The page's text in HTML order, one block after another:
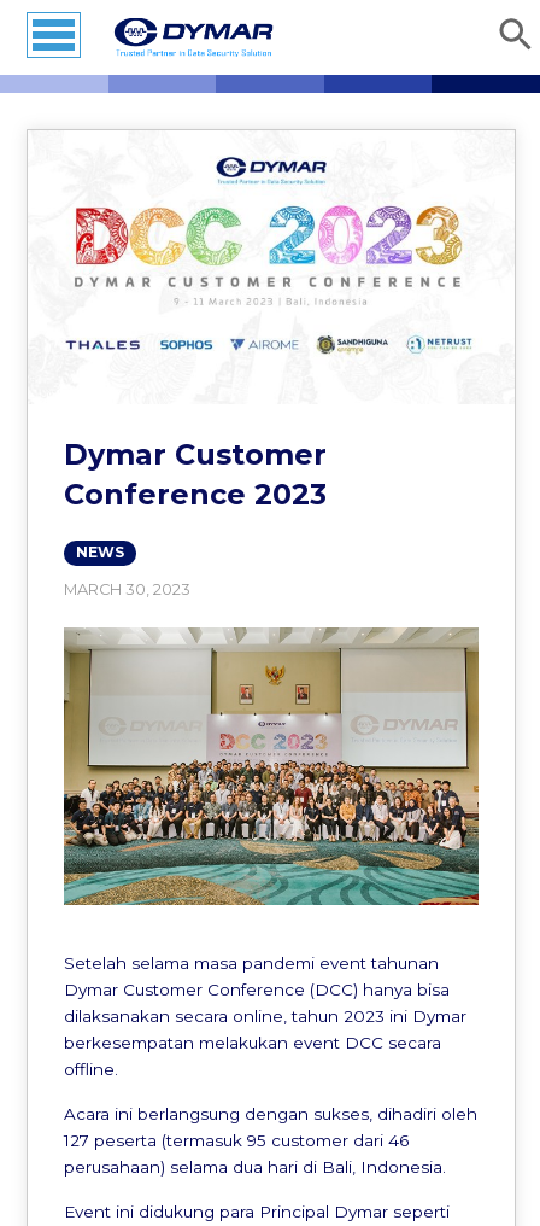
Dymar Customer
Conference 2023
NEWS
MARCH 30, 2023
Setelah selama masa pandemi event tahunan
Dymar Customer Conference (DCC) hanya bisa
dilaksanakan secara online, tahun 2023 ini Dymar
berkesempatan melakukan event DCC secara
offline.
Acara ini berlangsung dengan sukses, dihadiri oleh
127 peserta (termasuk 95 customer dari 46
perusahaan) selama dua hari di Bali, Indonesia.
Event ini didukung para Principal Dymar seperti